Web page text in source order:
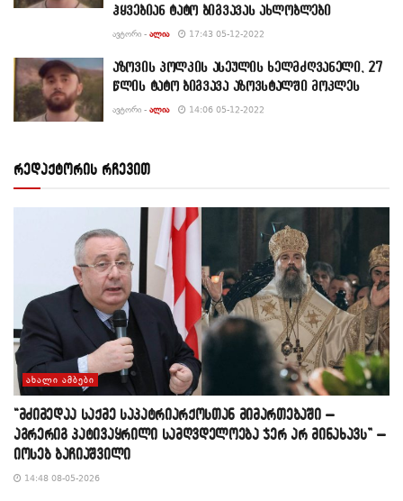
ჰყვებიან ტატო ბიგვავას ახლობლები
ᲐᲕᲢᲝᲠᲘ - ᲐᲚᲘᲐ 17:43 05-12-2022
აზოვის პოლკის ასეულის ხელმძღვანელი, 27
წლის ტატო ბიგვავა აზოვსტალში მოკლეს
ᲐᲕᲢᲝᲠᲘ - ᲐᲚᲘᲐ 14:06 05-12-2022
რედაქტორის რჩევით
ᲐᲮᲐᲚᲘ ᲐᲛᲑᲔᲑᲘ
“მძიმედაა საქმე საპატრიარქოსთან მიმართებაში –
აგრერიგ პატივაყრილი სამღვდელოება ჯერ არ მინახავს” –
იოსებ ბაჩიაშვილი
14:48 08-05-2026